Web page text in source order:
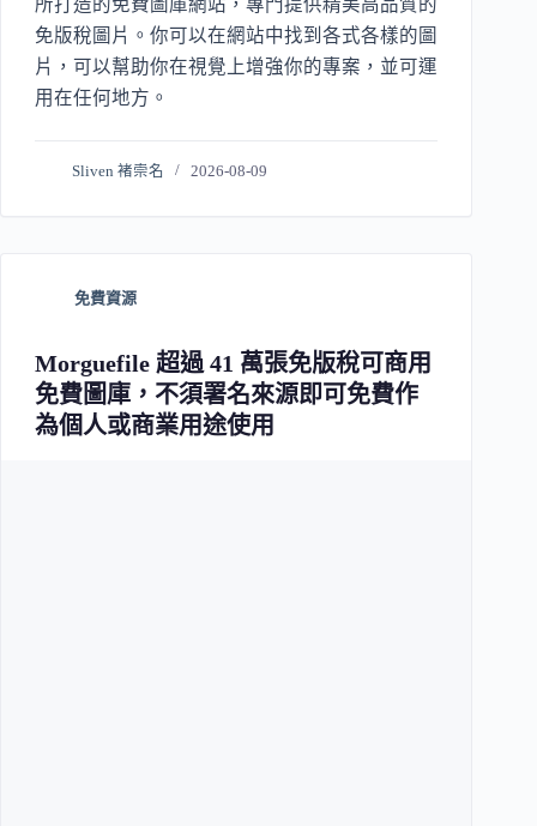
所打造的免費圖庫網站，專門提供精美高品質的
免版稅圖片。你可以在網站中找到各式各樣的圖
片，可以幫助你在視覺上增強你的專案，並可運
用在任何地方。
Sliven 褚崇名 2026-08-09
免費資源
Morguefile 超過 41 萬張免版稅可商用
免費圖庫，不須署名來源即可免費作
為個人或商業用途使用